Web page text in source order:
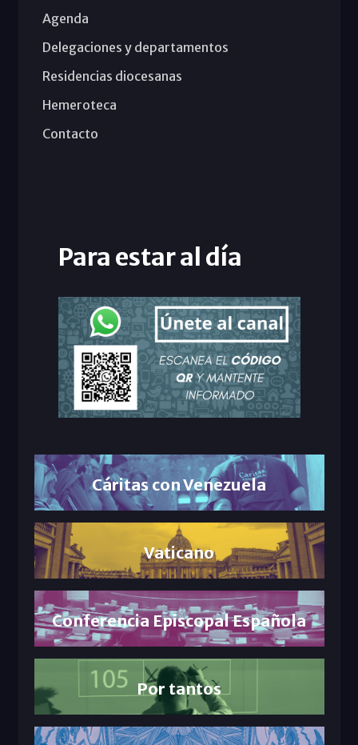
Agenda
Delegaciones y departamentos
Residencias diocesanas
Hemeroteca
Contacto
Para estar al día
Cáritas con Venezuela
Vaticano
Conferencia Episcopal Española
Por tantos